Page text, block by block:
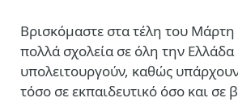
Βρισκόμαστε στα τέλη του
πολλά σχολεία σε όλη την Ελλάδα
υπολειτουργούν, καθώς
τόσο σε εκπαιδευτικό όσο και σε